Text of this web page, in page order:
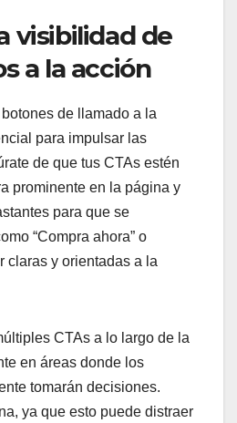
visibilidad de
a la acción
de llamado a la
para impulsar las
de que tus CTAs estén
prominente en la página y
para que se
“Compra ahora” o
claras y orientadas a la
CTAs a lo largo de la
en áreas donde los
tomarán decisiones.
ya que esto puede distraer